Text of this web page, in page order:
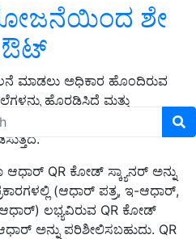
ಶೇ
ಔಟ್‌
ಮಾಡಲು ಅಧಿಕಾರ ಹೊಂದಿರುವ
ಹೊರಡಿಸಿದೆ ಮತ್ತು
ಮತ್ತು ಅನುಸರಿಸಬೇಕಾದ
ಆಧಾರ್ QR ಕೋಡ್ ಸ್ಕ್ಯಾನರ್ ಅನ್ನು
(ಆಧಾರ್ ಪತ್ರ, ಇ-ಆಧಾರ್,
ಲಭ್ಯವಿರುವ QR ಕೋಡ್
ಅನ್ನು ಪರಿಶೀಲಿಸಬಹುದು. QR